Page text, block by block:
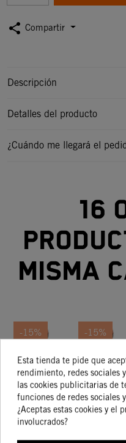
share Compartir
Descripción
Detalles del producto
¿Cuándo me llegará el
16
misma
-15%
JUEGO
DE
JUNTAS
DE
CILINDRO
68,61 €
58,32 €
-15%
JUEGO
DE
JUNTAS
DE
60,62 €
51,53 €
Esta tienda te pide que
rendimiento, redes sociales
las cookies publicitarias de
funciones de redes sociales
¿Aceptas estas cookies y el
involucrados?